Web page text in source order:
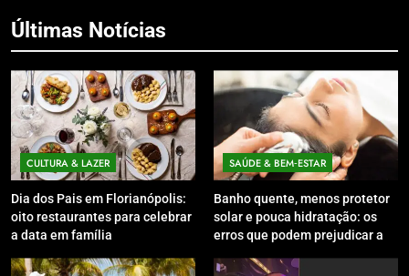
Últimas Notícias
CULTURA & LAZER
Dia dos Pais em Florianópolis:
oito restaurantes para celebrar
a data em família
SAÚDE & BEM‑ESTAR
Banho quente, menos protetor
solar e pouca hidratação: os
erros que podem prejudicar a
inverno